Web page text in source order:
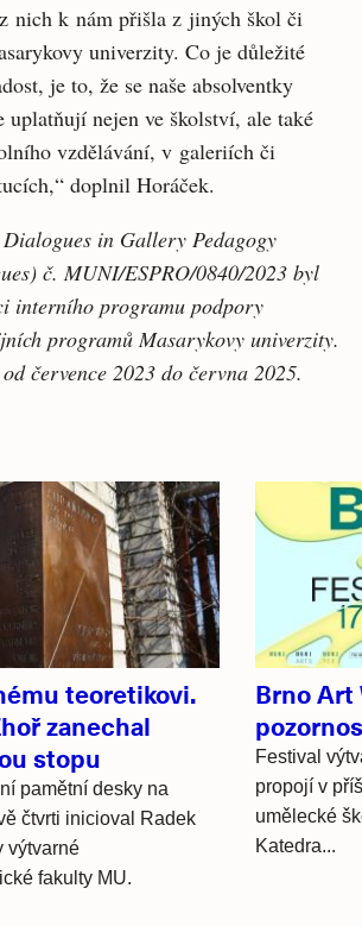
nich k nám přišla z jiných škol či
univerzity. Co je důležité
je to, že se naše absolventky
uplatňují nejen ve školství, ale také
vzdělávání, v galeriích či
doplnil Horáček.
in Gallery Pedagogy
č.MUNI/ESPRO/0840/2023 byl
interního programu podpory
programů Masarykovy univerzity.
července 2023 do června 2025.
teoretikovi.
zanechal
stopu
pamětní desky na
čtvrti inicioval Radek
výtvarné
fakulty MU.
Brno Art
Festival
propojí v
umělecké
Katedra...